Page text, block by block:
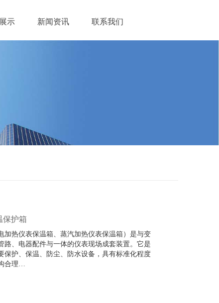
示 新闻资讯 联系我们
保护箱
加热仪表保温箱、蒸汽加热仪表保温箱）是与变
路、电器配件与一体的仪表现场成套装置。它是
保护、保温、防尘、防水设备，具有标准化程度
合理…